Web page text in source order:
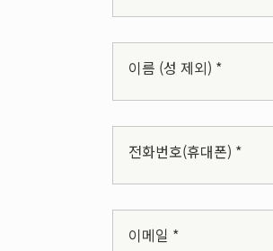
이름 (성 제외) *
전화번호(휴대폰) *
이메일 *